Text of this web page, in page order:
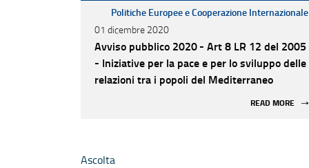
Politiche Europee e Cooperazione Internazionale
01 dicembre 2020
Avviso pubblico 2020 - Art 8 LR 12 del 2005
- Iniziative per la pace e per lo sviluppo delle
relazioni tra i popoli del Mediterraneo
READ MORE
Ascolta